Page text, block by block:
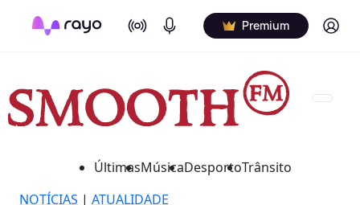
On Air Podcasts Premium Log in
ÚltimasMúsicaDesportoTrânsito
NOTÍCIAS | ATUALIDADE